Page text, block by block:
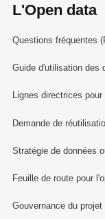
L'Open data
Questions fréquentes
Guide d'utilisation des
Lignes directrices
Demande de
Stratégie de données
Feuille de route pour
Gouvernance du projet